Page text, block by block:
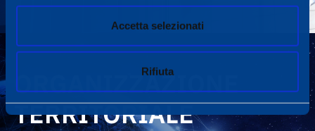
Accetta selezionati
Rifiuta
ORGANIZZAZIONE
TERRITORIALE